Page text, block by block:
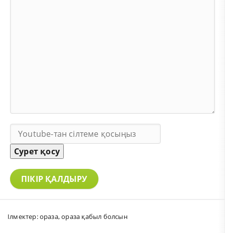
Сурет қосу
ПІКІР ҚАЛДЫРУ
Ілмектер:ораза,ораза қабыл болсын